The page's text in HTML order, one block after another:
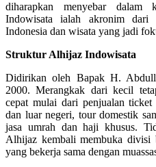
diharapkan menyebar dalam
Indowisata ialah akronim
Indonesia dan wisata yang jadi
Struktur Alhijaz Indowisata
Didirikan oleh Bapak H.
2000. Merangkak dari kecil
cepat mulai dari penjualan ticket
dan luar negeri, tour domestik
jasa umrah dan haji khusus.
Alhijaz kembali membuka divisi
yang bekerja sama dengan